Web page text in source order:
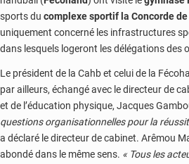
sports du complexe sportif la Concorde
uniquement concerné les infrastructures
dans lesquels logeront les délégations des
Le président de la Cahb et celui de la
par ailleurs, échangé avec le directeur de
et de l’éducation physique, Jacques
questions organisationnelles pour la
a déclaré le directeur de cabinet. Arêmou
abondé dans le même sens. « Tous les